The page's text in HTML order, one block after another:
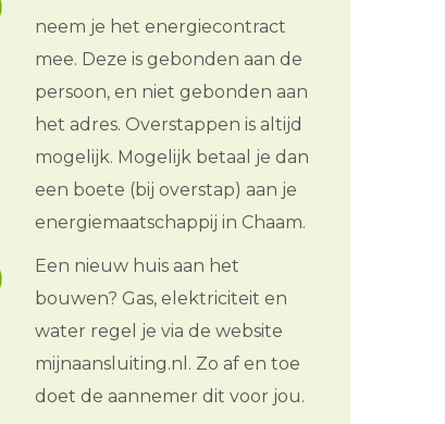
neem je het energiecontract
mee. Deze is gebonden aan de
persoon, en niet gebonden aan
het adres. Overstappen is altijd
mogelijk. Mogelijk betaal je dan
een boete (bij overstap) aan je
energiemaatschappij in Chaam.
Een nieuw huis aan het
bouwen? Gas, elektriciteit en
water regel je via de website
mijnaansluiting.nl. Zo af en toe
doet de aannemer dit voor jou.